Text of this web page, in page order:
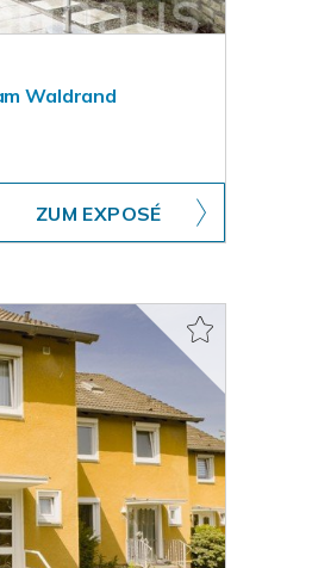
Waldrand
ZUM EXPOSÉ